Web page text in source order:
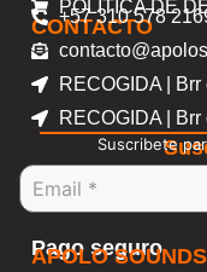
POLITICA DE
CONTACTO
+57 310 578
RECOGIDA |
RECOGIDA |
Suscribete
Pago seguro
APOLO